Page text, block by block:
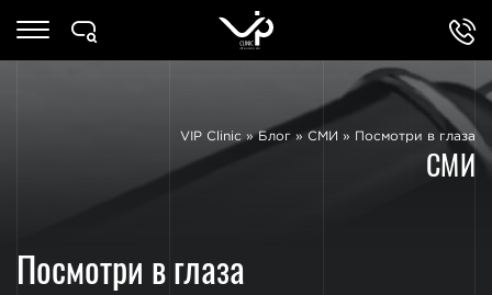
VIP Clinic »Блог » СМИ » Посмотри в глаза
СМИ
Посмотри в глаза